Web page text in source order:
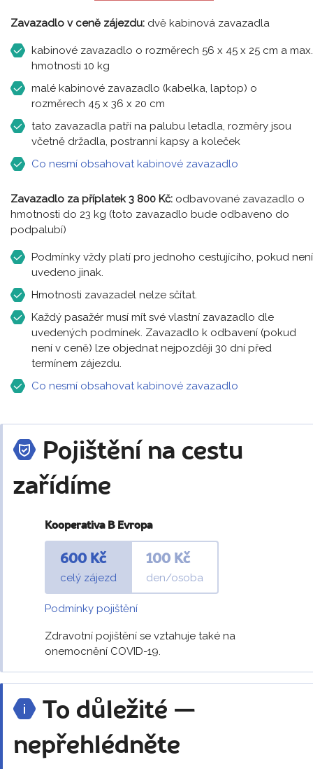
Zavazadlo v ceně zájezdu: dvě kabinová zavazadla
kabinové zavazadlo o rozměrech 56 x 45 x 25 cm a max.
hmotnosti 10 kg
malé kabinové zavazadlo (kabelka, laptop) o
rozměrech 45 x 36 x 20 cm
tato zavazadla patří na palubu letadla, rozměry jsou
včetně držadla, postranní kapsy a koleček
Co nesmí obsahovat kabinové zavazadlo
Zavazadlo za příplatek 3 800 Kč: odbavované zavazadlo o
hmotnosti do 23 kg (toto zavazadlo bude odbaveno do
podpalubí)
Podmínky vždy platí pro jednoho cestujícího, pokud není
uvedeno jinak.
Hmotnosti zavazadel nelze sčítat.
Každý pasažér musí mít své vlastní zavazadlo dle
uvedených podmínek. Zavazadlo k odbavení (pokud
není v ceně) lze objednat nejpozději 30 dní před
termínem zájezdu.
Co nesmí obsahovat kabinové zavazadlo
Pojištění na cestu
zařídíme
Kooperativa B Evropa
600 Kč
celý zájezd
100 Kč
den/osoba
Podmínky pojištění
Zdravotní pojištění se vztahuje také na
onemocnění COVID-19.
To důležité —
nepřehlédněte